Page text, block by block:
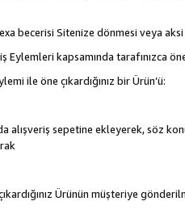
becerisi Sitenize dönmesi veya
Eylemleri kapsamında tarafınızca
ile öne çıkardığınız bir Ürün’ü:
alışveriş sepetine ekleyerek, söz
Ürünün müşteriye